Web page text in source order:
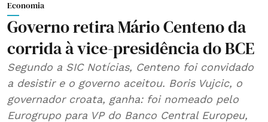
Economia
Governo retira Mário Centeno da
corrida à vice-presidência do BCE
Segundo a SIC Notícias, Centeno foi convidado
a desistir e o governo aceitou. Boris Vujcic, o
governador croata, ganha: foi nomeado pelo
Eurogrupo para VP do Banco Central Europeu,